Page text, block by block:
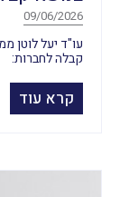
09/06/2026
עו"ד יעל לוטן
קבלה לחברות:
קרא עוד